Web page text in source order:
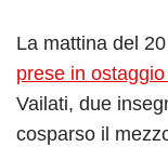
La mattina del
prese in
Vailati, due
cosparso il